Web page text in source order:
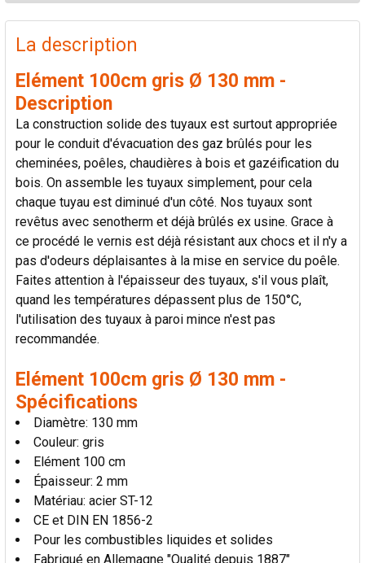
PRODUITS
FRÉQUEMMENT
ACHETÉS
TOUT
SÉLECTIONNER
AJOUTER
LA
SÉLECTION
AU PANIER
La description
Elément 100cm gris Ø 130 mm -
Description
La construction solide des tuyaux est surtout appropriée
pour le conduit d'évacuation des gaz brûlés pour les
cheminées, poêles, chaudières à bois et gazéification du
bois. On assemble les tuyaux simplement, pour cela
chaque tuyau est diminué d'un côté. Nos tuyaux sont
revêtus avec senotherm et déjà brûlés ex usine. Grace à
ce procédé le vernis est déjà résistant aux chocs et il n'y a
pas d'odeurs déplaisantes à la mise en service du poêle.
Faites attention à l'épaisseur des tuyaux, s'il vous plaît,
quand les températures dépassent plus de 150°C,
l'utilisation des tuyaux à paroi mince n'est pas
recommandée.
Elément 100cm gris Ø 130 mm -
Spécifications
Diamètre: 130 mm
Couleur: gris
Elément 100 cm
Épaisseur: 2 mm
Matériau: acier ST-12
CE et DIN EN 1856-2
Pour les combustibles liquides et solides
Fabriqué en Allemagne "Qualité depuis 1887"